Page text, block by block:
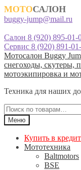
МОТОСАЛОН
buggy-jump@mail.ru
Салон 8 (920) 895-01-
Сервис 8 (920) 891-
Перейти
к
навигации
Перейти
к
содержимому
Мотосалон Buggy
снегоходы, скутеры,
мотоэкипировка и
Техника для наших
Искать:
Меню
Купить в кредит
Мототехника
Baltmotors
BSE